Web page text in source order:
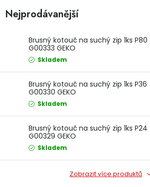
Vánoce
Ochranné pomůcky
Fotovoltaika
Značky
Nejprodávanější
Brusný kotouč na suchý zip 1ks P80
G00333 GEKO
Skladem
Brusný kotouč na suchý zip 1ks P36
G00330 GEKO
Skladem
Brusný kotouč na suchý zip 1ks P24
G00329 GEKO
Skladem
Zobrazit více produktů